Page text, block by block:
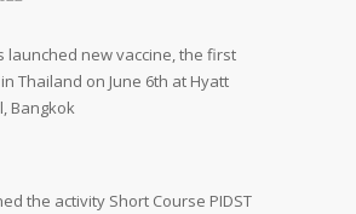
launched new vaccine, the first
Thailand on June 6th at Hyatt
Bangkok
the activity Short Course PIDST